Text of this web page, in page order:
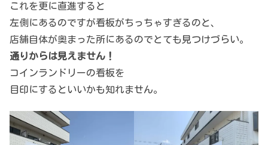
これを更に直進すると
左側にあるのですが看板がちっちゃすぎるのと、
店舗自体が奥まった所にあるのでとても見つけづらい。
通りからは見えません！
コインランドリーの看板を
目印にするといいかも知れません。